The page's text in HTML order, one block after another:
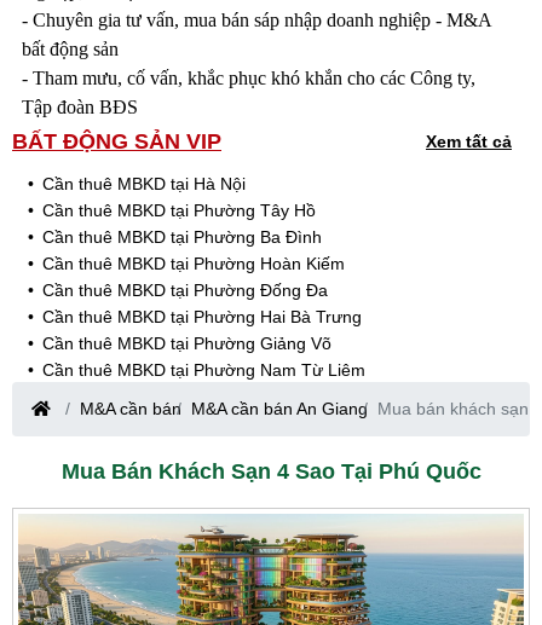
- Chuyên gia tư vấn, mua bán sáp nhập doanh nghiệp - M&A
bất động sản
- Tham mưu, cố vấn, khắc phục khó khắn cho các Công ty,
Tập đoàn BĐS
BẤT ĐỘNG SẢN VIP Xem tất cả
Cần thuê MBKD tại Hà Nội
Cần thuê MBKD tại Phường Tây Hồ
Cần thuê MBKD tại Phường Ba Đình
Cần thuê MBKD tại Phường Hoàn Kiếm
Cần thuê MBKD tại Phường Đống Đa
Cần thuê MBKD tại Phường Hai Bà Trưng
Cần thuê MBKD tại Phường Giảng Võ
Cần thuê MBKD tại Phường Nam Từ Liêm
Cần thuê MBKD tại Phường Cầu Giấy
Cần thuê MBKD tại Phường Hà Đông
Cần thuê MBKD tại Phường Hoàng Mai
Cần thuê MBKD tại Phường Ô Chợ Dừa
Cần thuê MBKD tại Phường Yên Hòa
Cần thuê MBKD tại Phường Nghĩa Độ
Cần thuê MBKD tại Phường Phương Liệt
M&A cần bán M&A cần bán An Giang Mua bán khách sạn
Mua Bán Khách Sạn 4 Sao Tại Phú Quốc